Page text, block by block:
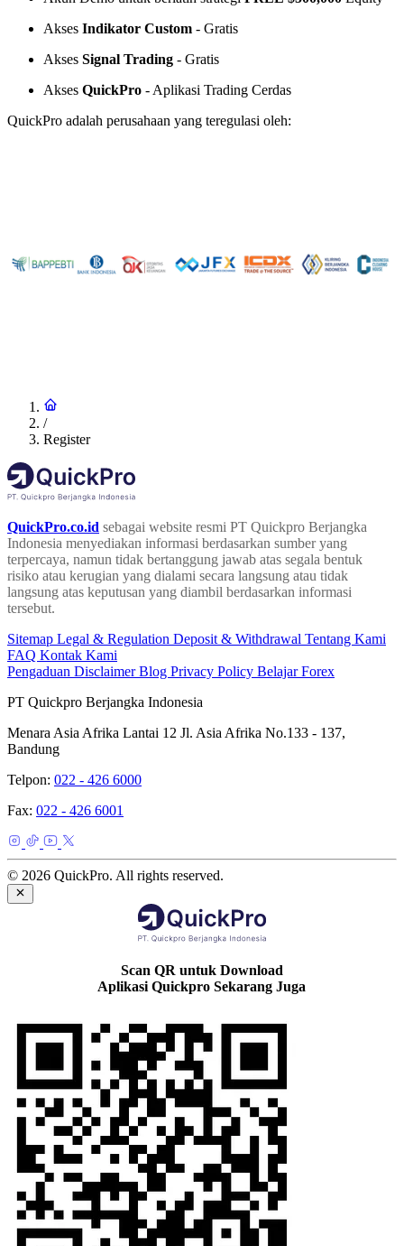
Akses Indikator Custom - Gratis
Akses Signal Trading - Gratis
Akses QuickPro - Aplikasi Trading Cerdas
QuickPro adalah perusahaan yang teregulasi oleh:
/
Register
QuickPro.co.id sebagai website resmi PT Quickpro Berjangka
Indonesia menyediakan informasi berdasarkan sumber yang
terpercaya, namun tidak bertanggung jawab atas segala bentuk
risiko atau kerugian yang dialami secara langsung atau tidak
langsung atas keputusan yang diambil berdasarkan informasi
tersebut.
Sitemap Legal & Regulation Deposit & Withdrawal Tentang Kami
FAQ Kontak Kami
Pengaduan DisclaimerBlog Privacy Policy Belajar Forex
PT Quickpro Berjangka Indonesia
Menara Asia Afrika Lantai 12 Jl. Asia Afrika No.133 - 137,
Bandung
Telpon: 022 - 426 6000
Fax: 022 - 426 6001
© 2026 QuickPro. All rights reserved.
Scan QR untuk Download
Aplikasi Quickpro Sekarang Juga